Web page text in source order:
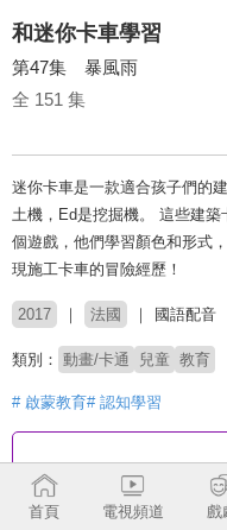
和迷你卡車學習
第47集 暴風雨
全 151 集
迷你卡車是一款適合孩子們的
土機，Ed是挖掘機。 這些建
個遊戲，他們學習顏色和形式
現施工卡車的冒險經歷！
2017 法國 國語配音
類別： 動畫/卡通 兒童 教育
# 啟蒙教育# 認知學習
首頁 電視頻道 戲